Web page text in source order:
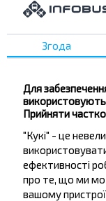
Не пропусти
подорожуй з
Питання -
Згода
Для
Прийняти
"Кукі" - це
ефективності
про те, що ми
вашому